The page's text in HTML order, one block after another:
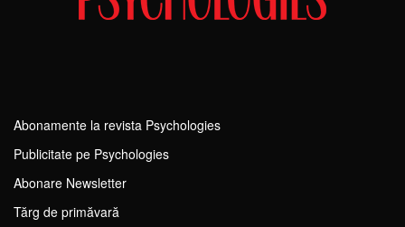
Abonamente la revista Psychologies
Publicitate pe Psychologies
Abonare Newsletter
Tărg de primăvară